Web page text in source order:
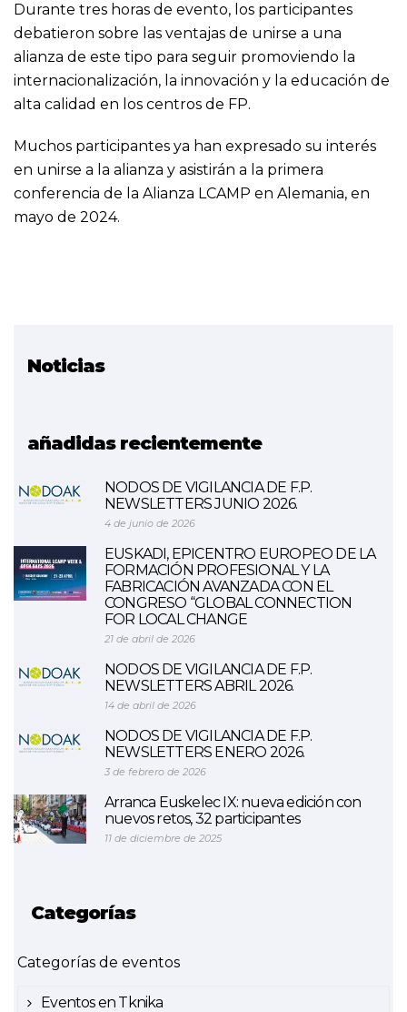
Durante tres horas de evento, los participantes
debatieron sobre las ventajas de unirse a una
alianza de este tipo para seguir promoviendo la
internacionalización, la innovación y la educación de
alta calidad en los centros de FP.
Muchos participantes ya han expresado su interés
en unirse a la alianza y asistirán a la primera
conferencia de la Alianza LCAMP en Alemania, en
mayo de 2024.
Noticias
añadidas recientemente
NODOS DE VIGILANCIA DE F.P.
NEWSLETTERS JUNIO 2026.
4 de junio de 2026
EUSKADI, EPICENTRO EUROPEO DE LA
FORMACIÓN PROFESIONAL Y LA
FABRICACIÓN AVANZADA CON EL
CONGRESO “GLOBAL CONNECTION
FOR LOCAL CHANGE
21 de abril de 2026
NODOS DE VIGILANCIA DE F.P.
NEWSLETTERS ABRIL 2026.
14 de abril de 2026
NODOS DE VIGILANCIA DE F.P.
NEWSLETTERS ENERO 2026.
3 de febrero de 2026
Arranca Euskelec IX: nueva edición con
nuevos retos, 32 participantes
11 de diciembre de 2025
Categorías
Categorías de eventos
Eventos en Tknika